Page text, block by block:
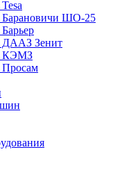
Барановичи ШО-25
ДААЗ Зенит
КЭМЗ
Просам